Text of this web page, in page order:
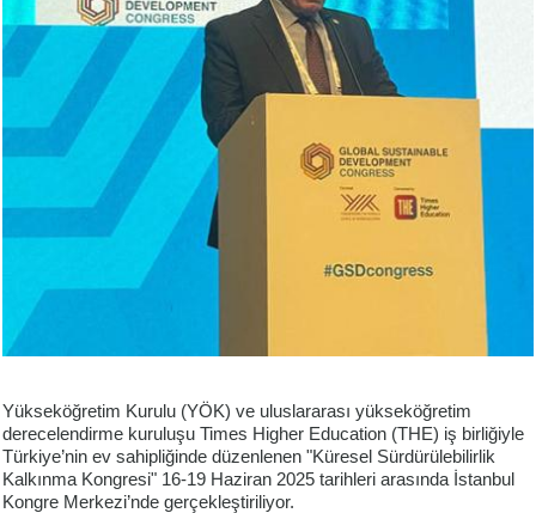
Yükseköğretim Kurulu (YÖK) ve uluslararası yükseköğretim
derecelendirme kuruluşu Times Higher Education (THE) iş birliğiyle
Türkiye’nin ev sahipliğinde düzenlenen "Küresel Sürdürülebilirlik
Kalkınma Kongresi" 16-19 Haziran 2025 tarihleri arasında İstanbul
Kongre Merkezi’nde gerçekleştiriliyor.